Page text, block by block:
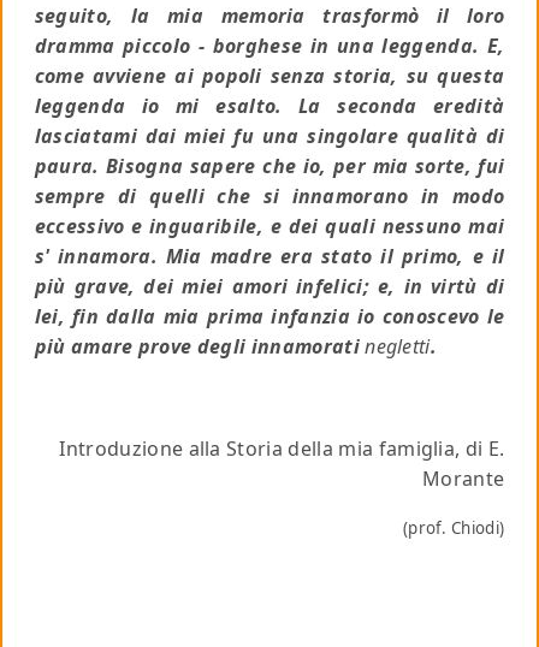
seguito, la mia memoria trasformò il loro
dramma piccolo - borghese in una leggenda. E,
come avviene ai popoli senza storia, su questa
leggenda io mi esalto. La seconda eredità
lasciatami dai miei fu una singolare qualità di
paura. Bisogna sapere che io, per mia sorte, fui
sempre di quelli che si innamorano in modo
eccessivo e inguaribile, e dei quali nessuno mai
s' innamora. Mia madre era stato il primo, e il
più grave, dei miei amori infelici; e, in virtù di
lei, fin dalla mia prima infanzia io conoscevo le
più amare prove degli innamoratinegletti.
Introduzione alla Storia della mia famiglia, di E.
Morante
(prof. Chiodi)